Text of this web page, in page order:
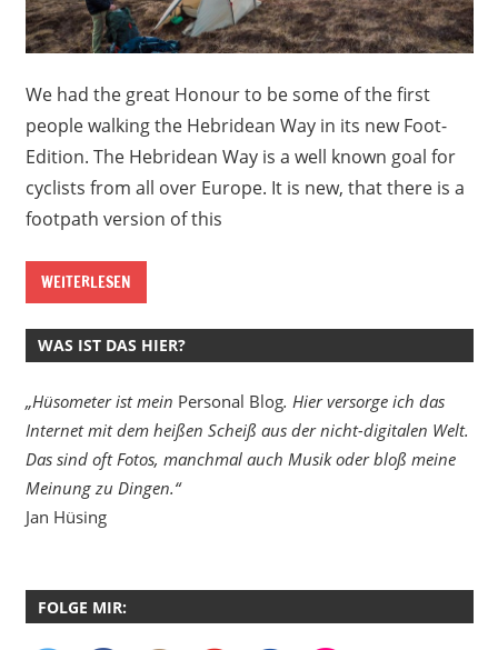
We had the great Honour to be some of the first
people walking the Hebridean Way in its new Foot-
Edition. The Hebridean Way is a well known goal for
cyclists from all over Europe. It is new, that there is a
footpath version of this
WEITERLESEN
WAS IST DAS HIER?
„Hüsometer ist mein Personal Blog. Hier versorge ich das
Internet mit dem heißen Scheiß aus der nicht-digitalen Welt.
Das sind oft Fotos, manchmal auch Musik oder bloß meine
Meinung zu Dingen.“
Jan Hüsing
FOLGE MIR: